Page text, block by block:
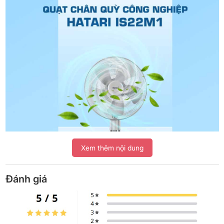
Làm mát nhanh với công suất vượt trội
Xem thêm nội dung
Đánh giá